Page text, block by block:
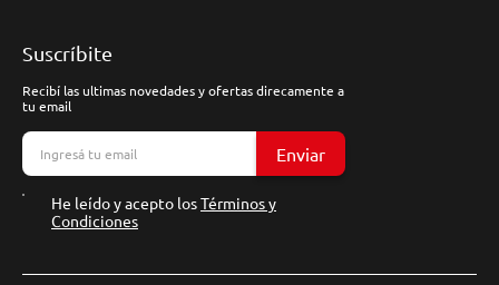
Suscríbite
Recibí las ultimas novedades y ofertas direcamente a
tu email
Enviar
He leído y acepto losTérminos y
Condiciones